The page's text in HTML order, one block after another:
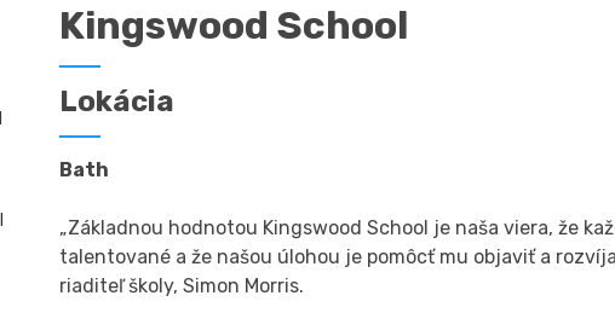
Kingswood School
Lokácia
Bath
„Základnou hodnotou Kingswood School je naša viera, že
talentované a že našou úlohou je pomôcť mu objaviť a
riaditeľ školy, Simon Morris.